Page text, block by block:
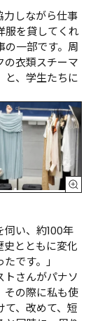
力しながら仕事
服を貸してくれ
の一部です。周
の衣類スチーマ
と、学生たちに
伺い、約100年
史とともに変化
です。」
トさんがパナソ
その際に私も使
て、改めて、短